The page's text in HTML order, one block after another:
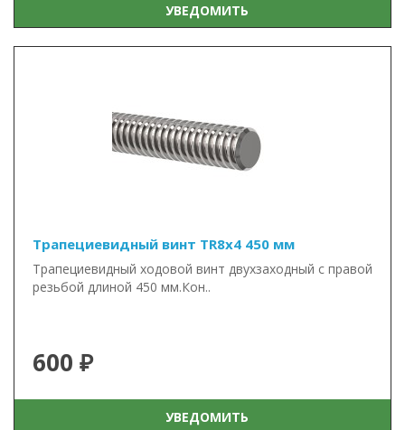
УВЕДОМИТЬ
Трапециевидный винт TR8x4 450 мм
Трапециевидный ходовой винт двухзаходный с правой
резьбой длиной 450 мм.Кон..
600 ₽
УВЕДОМИТЬ